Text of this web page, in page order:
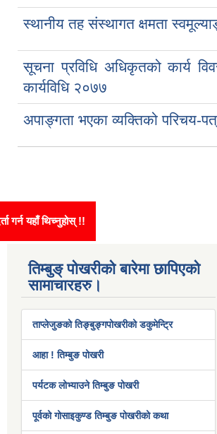
स्थानीय तह संस्थागत क्षमता
सूचना प्रविधि अधिकृतको कार्य
कार्यविधि २०७७
अपाङ्गता भएका व्यक्तिको परिचय-
तिम्बुङ् पोखरीको बारेमा छापिएको
सामाचारहरु।
ताप्लेजुङको तिङ्बुङ्गपोखरीको डकुमेन्ट्रि
आहा ! तिम्बुङ पोखरी
पर्यटक लोभ्याउने तिम्बुङ पोखरी
पूर्वको गोसाइकुण्ड तिम्बुङ पोखरीको कथा
घटना दर्ता गर्न यहाँ थिच्नुहोस् !!